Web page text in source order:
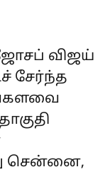
விஜய்
சேர்ந்த
சென்னை,